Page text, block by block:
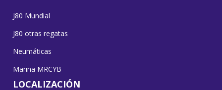
J80 Mundial
J80 otras regatas
Neumáticas
Marina MRCYB
LOCALIZACIÓN